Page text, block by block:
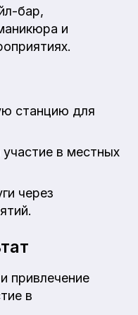
бар,
и
станцию для
в местных
через
привлечение
в